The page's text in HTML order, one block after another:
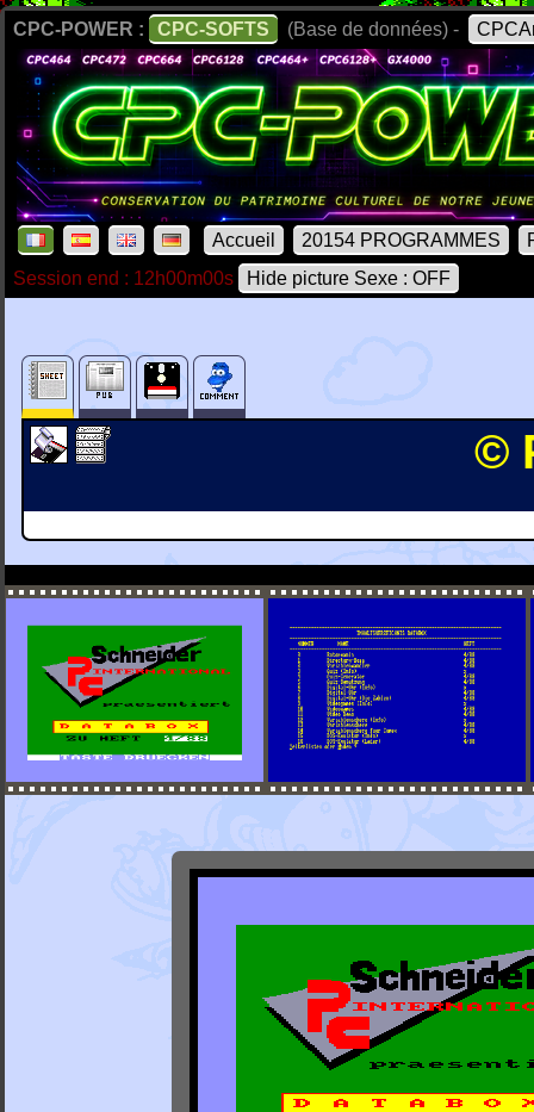
CPC-POWER : CPC-SOFTS (Base de données) -
Accueil 20154 PROGRAMMES
Session end : 12h00m00s
Hide picture Sexe : OFF
©